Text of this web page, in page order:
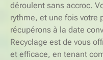
déroulent sans accroc.
rythme, et une fois votre
récupérons à la date
Recyclage est de vous
et efficace, en tenant